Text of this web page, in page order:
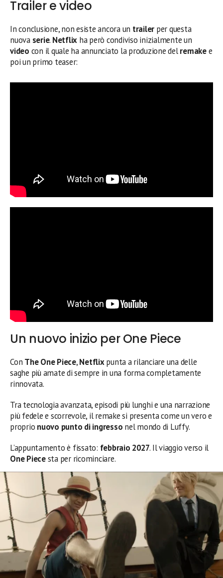
Trailer e video
In conclusione, non esiste ancora un trailer per questa
nuova serie. Netflix ha però condiviso inizialmente un
video con il quale ha annunciato la produzione delremakee
poi un primo teaser:
Un nuovo inizio per One Piece
Con The One Piece,Netflixpunta a rilanciare una delle
saghe più amate di sempre in una forma completamente
rinnovata.
Tra tecnologia avanzata, episodi più lunghi e una narrazione
più fedele e scorrevole, il remake si presenta come un vero e
proprio nuovo punto di ingresso nel mondo di Luffy.
L’appuntamento è fissato: febbraio 2027. Il viaggio verso il
One Piecesta per ricominciare.